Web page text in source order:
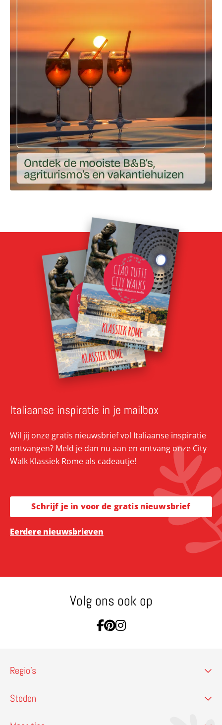
Italiaanse inspiratie in je mailbox
Wil jij onze gratis nieuwsbrief vol Italiaanse inspiratie
ontvangen? Meld je dan nu aan en ontvang onze City
Walk Klassiek Rome als cadeautje!
Schrijf je in voor de gratis nieuwsbrief
Eerdere nieuwsbrieven
Volg ons ook op
Ga naar Facebook
Ga naar Pinterest
Ga naar Instagram
Regio’s
Steden